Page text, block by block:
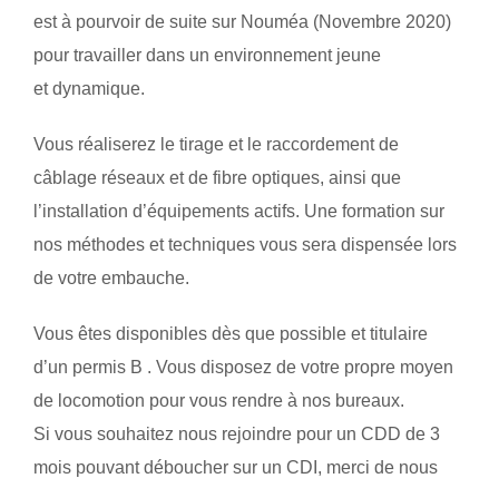
est à pourvoir de suite sur Nouméa (Novembre 2020)
pour travailler dans un environnement jeune
et dynamique.
Vous réaliserez le tirage et le raccordement de
câblage réseaux et de fibre optiques, ainsi que
l’installation d’équipements actifs. Une formation sur
nos méthodes et techniques vous sera dispensée lors
de votre embauche.
Vous êtes disponibles dès que possible et titulaire
d’un permis B . Vous disposez de votre propre moyen
de locomotion pour vous rendre à nos bureaux.
Si vous souhaitez nous rejoindre pour un CDD de 3
mois pouvant déboucher sur un CDI, merci de nous